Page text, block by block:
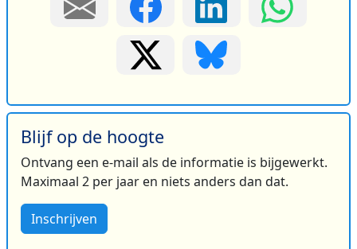
Blijf op de hoogte
Ontvang een e-mail als de informatie is bijgewerkt.
Maximaal 2 per jaar en niets anders dan dat.
Inschrijven